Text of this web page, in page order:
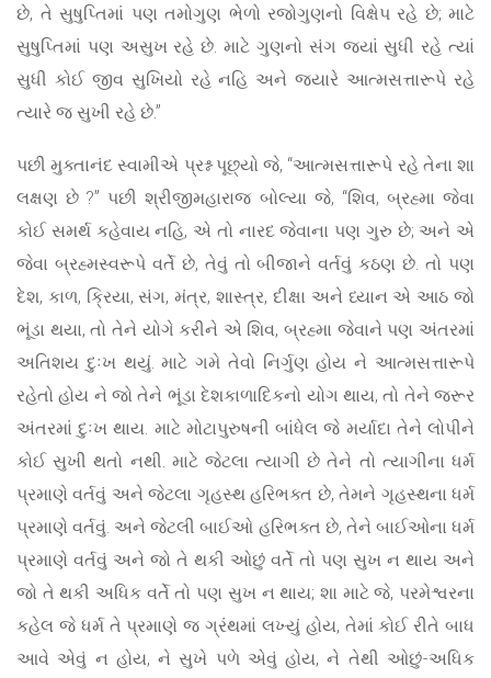
છે, તે સુષુપ્તિમાં પણ તમોગુણ ભેળો રજોગુણનો વિક્ષેપ રહે છે; માટે
સુષુપ્તિમાં પણ અસુખ રહે છે. માટે ગુણનો સંગ જ્યાં સુધી રહે ત્યાં
સુધી કોઈ જીવ સુખિયો રહે નહિ અને જ્યારે આત્મસત્તારૂપે રહે
ત્યારે જ સુખી રહે છે.”
પછી મુક્તાનંદ સ્વામીએ પ્રશ્ન પૂછ્યો જે, “આત્મસત્તારૂપે રહે તેના શા
લક્ષણ છે ?” પછી શ્રીજીમહારાજ બોલ્યા જે, “શિવ, બ્રહ્મા જેવા
કોઈ સમર્થ કહેવાય નહિ, એ તો નારદ જેવાના પણ ગુરુ છે; અને એ
જેવા બ્રહ્મસ્વરૂપે વર્તે છે, તેવું તો બીજાને વર્તવું કઠણ છે. તો પણ
દેશ, કાળ, ક્રિયા, સંગ, મંત્ર, શાસ્ત્ર, દીક્ષા અને ધ્યાન એ આઠ જો
ભૂંડા થયા, તો તેને યોગે કરીને એ શિવ, બ્રહ્મા જેવાને પણ અંતરમાં
અતિશય દુઃખ થયું. માટે ગમે તેવો નિર્ગુણ હોય ને આત્મસત્તારૂપે
રહેતો હોય ને જો તેને ભૂંડા દેશકાળાદિકનો યોગ થાય, તો તેને જરૂર
અંતરમાં દુઃખ થાય. માટે મોટાપુરુષની બાંધેલ જે મર્યાદા તેને લોપીને
કોઈ સુખી થતો નથી. માટે જેટલા ત્યાગી છે તેને તો ત્યાગીના ધર્મ
પ્રમાણે વર્તવું અને જેટલા ગૃહસ્થ હરિભક્ત છે, તેમને ગૃહસ્થના ધર્મ
પ્રમાણે વર્તવું. અને જેટલી બાઈઓ હરિભક્ત છે, તેને બાઈઓના ધર્મ
પ્રમાણે વર્તવું અને જો તે થકી ઓછું વર્તે તો પણ સુખ ન થાય અને
જો તે થકી અધિક વર્તે તો પણ સુખ ન થાય; શા માટે જે, પરમેશ્વરના
કહેલ જે ધર્મ તે પ્રમાણે જ ગ્રંથમાં લખ્યું હોય, તેમાં કોઈ રીતે બાધ
આવે એવું ન હોય, ને સુખે પળે એવું હોય, ને તેથી ઓછું-અધિક